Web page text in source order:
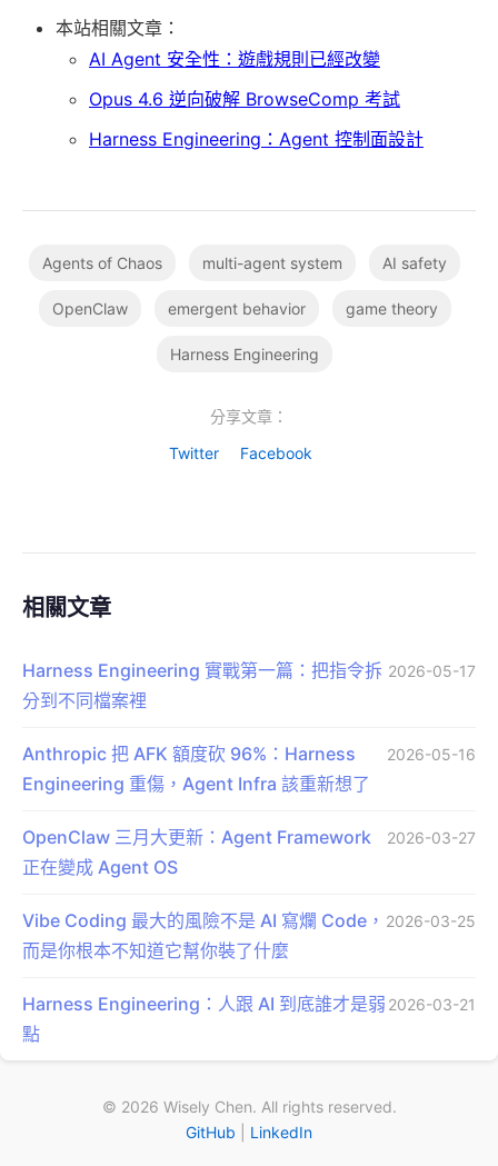
本站相關文章：
AI Agent 安全性：遊戲規則已經改變
Opus 4.6 逆向破解 BrowseComp 考試
Harness Engineering：Agent 控制面設計
Agents of Chaos multi-agent system AI safety
OpenClaw emergent behavior game theory
Harness Engineering
分享文章：
Twitter
Facebook
相關文章
Harness Engineering 實戰第一篇：把指令拆
分到不同檔案裡
2026-05-17
Anthropic 把 AFK 額度砍 96%：Harness
Engineering 重傷，Agent Infra 該重新想了
2026-05-16
OpenClaw 三月大更新：Agent Framework
正在變成 Agent OS
2026-03-27
Vibe Coding 最大的風險不是 AI 寫爛 Code，
而是你根本不知道它幫你裝了什麼
2026-03-25
Harness Engineering：人跟 AI 到底誰才是弱
點
2026-03-21
© 2026 Wisely Chen. All rights reserved.
GitHub
LinkedIn